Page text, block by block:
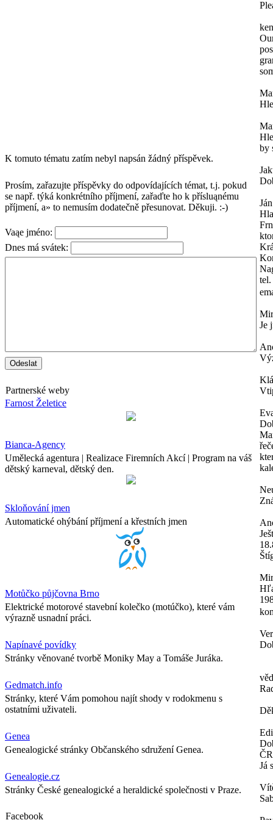
K tomuto tématu zatím nebyl napsán žádný příspěvek.
Prosím, zařazujte příspěvky do odpovídajících témat, t.j. pokud
se např. týká konkrétního příjmení, zařaďte ho k přísluąnému
příjmení, a» to nemusím dodatečně přesunovat. Děkuji. :-)
Vaąe jméno:
Dnes má svátek:
Partnerské weby
Farnost Želetice
Bianca-Agency
Umělecká agentura | Realizace Firemních Akcí | Program na váš
dětský karneval, dětský den.
Skloňování jmen
Automatické ohýbání příjmení a křestních jmen
Motůčko půjčovna Brno
Elektrické motorové stavební kolečko (motúčko), které vám
výrazně usnadní práci.
Napínavé povídky
Stránky věnované tvorbě Moniky May a Tomáše Juráka.
Gedmatch.info
Stránky, které Vám pomohou najít shody v rodokmenu s
ostatními uživateli.
Genea
Genealogické stránky Občanského sdružení Genea.
Genealogie.cz
Stránky České genealogické a heraldické společnosti v Praze.
Facebook
by
Ján
Je
Já